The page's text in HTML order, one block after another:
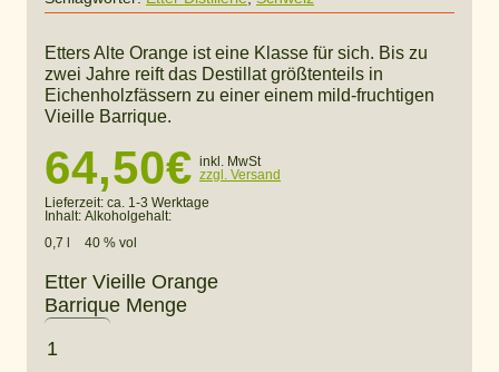
Etters Alte Orange ist eine Klasse für sich. Bis zu
zwei Jahre reift das Destillat größtenteils in
Eichenholzfässern zu einer einem mild-fruchtigen
Vieille Barrique.
64,50€ inkl. MwSt
zzgl. Versand
Lieferzeit: ca. 1-3 Werktage
Inhalt:
0,7 l
Alkoholgehalt:
40 % vol
Etter Vieille Orange
Barrique Menge